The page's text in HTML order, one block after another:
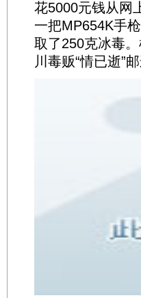
花5000元钱从网
一把MP654K手
取了250克冰毒
川毒贩“情已逝”